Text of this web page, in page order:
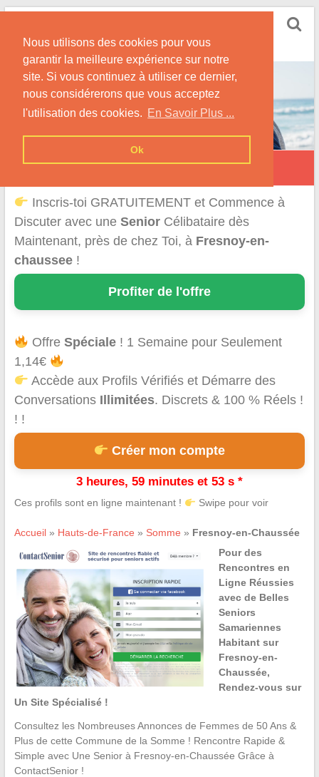
Nous utilisons des cookies pour vous
garantir la meilleure expérience sur notre
site. Si vous continuez à utiliser ce dernier,
nous considérerons que vous acceptez
l'utilisation des cookies. En Savoir Plus ...
Ok
Skip
content
Conseils & Infos pour la Rencontre d'une Senior
Fresnoy-en-Chaussée
Inscris-toi GRATUITEMENT et Commence à
Discuter avec une SeniorCélibataire dès
Maintenant, près de chez Toi, à Fresnoy-en-
chaussee!
Profiter de l'offre
OffreSpéciale ! 1 Semaine pour Seulement
1,14€
Accède aux Profils Vérifiés et Démarre des
Conversations Illimitées. Discrets & 100 % Réels !
! !
Créer mon compte
3 heures, 59 minutes et 53 s *
Ces profils sont en ligne maintenant ! Swipe pour voir
Accueil» Hauts-de-France » Somme » Fresnoy-en-Chaussée
Pour des
Rencontres en
Ligne Réussies
avec de Belles
Seniors
Samariennes
Habitant sur
Fresnoy-en-
Chaussée,
Rendez-vous sur
Un Site Spécialisé !
Consultez les Nombreuses Annonces de Femmes de 50 Ans &
Plus de cette Commune de la Somme ! Rencontre Rapide &
Simple avec Une Senior à Fresnoy-en-Chaussée Grâce à
ContactSenior !